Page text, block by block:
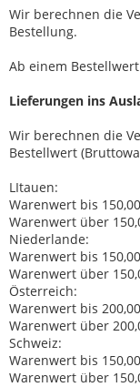
Wir berechnen die
Bestellung.
Ab einem
Lieferungen ins
Wir berechnen die
Bestellwert
LItauen:
Warenwert bis
Warenwert über
Niederlande:
Warenwert bis
Warenwert über
Österreich:
Warenwert bis
Warenwert über
Schweiz:
Warenwert bis
Warenwert über